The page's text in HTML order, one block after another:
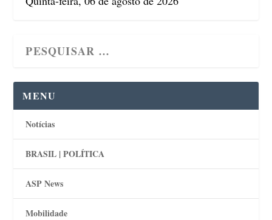
MENU
Notícias
BRASIL | POLÍTICA
ASP News
Mobilidade